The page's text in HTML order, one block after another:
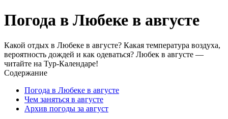
Погода в Любеке в августе
Какой отдых в Любеке в августе? Какая температура воздуха,
вероятность дождей и как одеваться? Любек в августе —
читайте на Тур-Календаре!
Содержание
Погода в Любеке в августе
Чем заняться в августе
Архив погоды за август